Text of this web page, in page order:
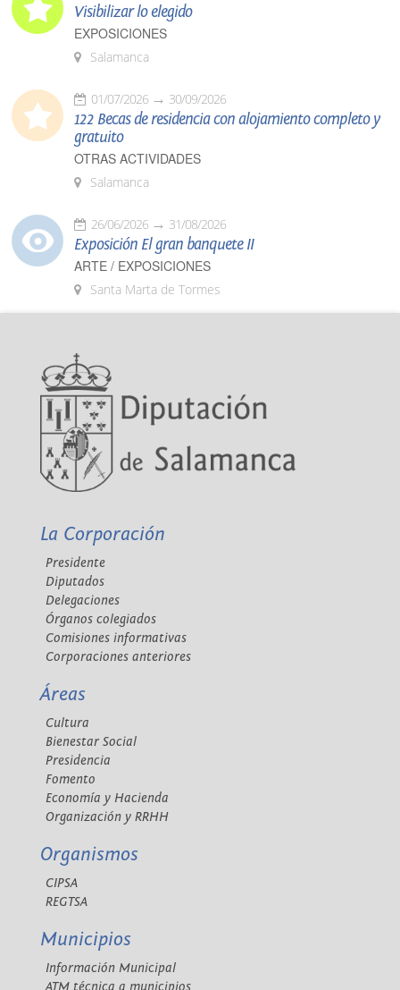
Visibilizar lo elegido
EXPOSICIONES
Salamanca
01/07/2026 30/09/2026
122 Becas de residencia con alojamiento completo y
gratuito
OTRAS ACTIVIDADES
Salamanca
26/06/2026 31/08/2026
Exposición El gran banquete II
ARTE / EXPOSICIONES
Santa Marta de Tormes
La Corporación
Presidente
Diputados
Delegaciones
Órganos colegiados
Comisiones informativas
Corporaciones anteriores
Áreas
Cultura
Bienestar Social
Presidencia
Fomento
Economía y Hacienda
Organización y RRHH
Organismos
CIPSA
REGTSA
Municipios
Información Municipal
ATM técnica a municipios